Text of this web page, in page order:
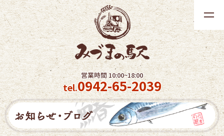
t
o
g
g
l
e
n
a
i
営業時間 10:00~18:00
tel.0942-65-2039